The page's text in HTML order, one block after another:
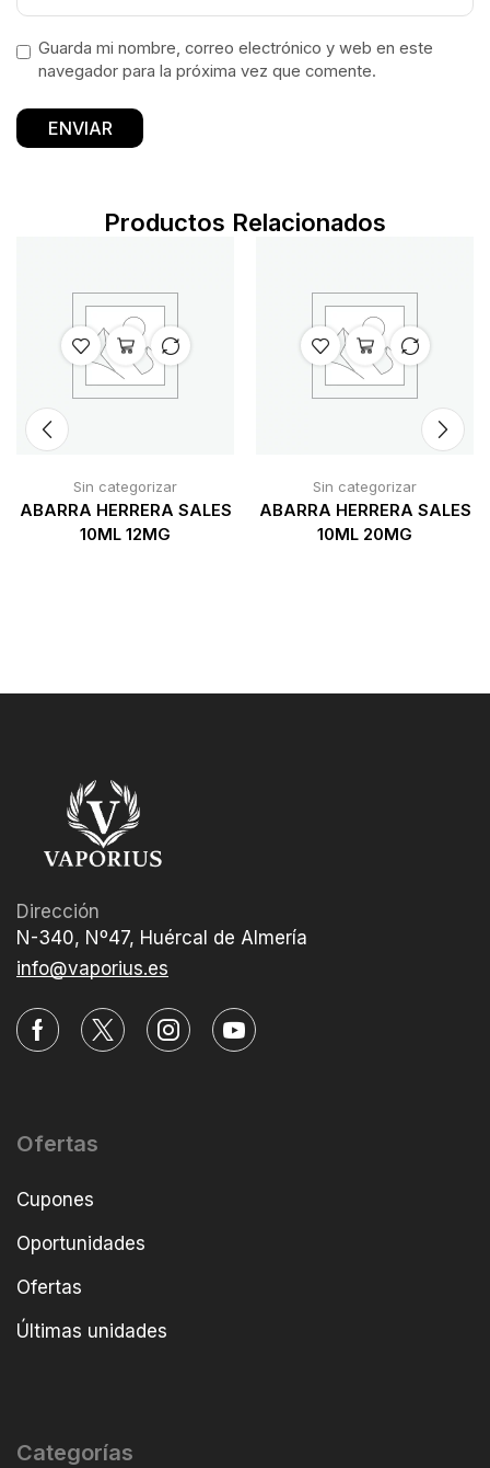
Guarda mi nombre, correo electrónico y web en este
navegador para la próxima vez que comente.
Productos Relacionados
Sin categorizar
ABARRA HERRERA SALES
10ML 12MG
Sin categorizar
ABARRA HERRERA SALES
10ML 20MG
Dirección
N-340, Nº47, Huércal de Almería
info@vaporius.es
Ofertas
Cupones
Oportunidades
Ofertas
Últimas unidades
Categorías